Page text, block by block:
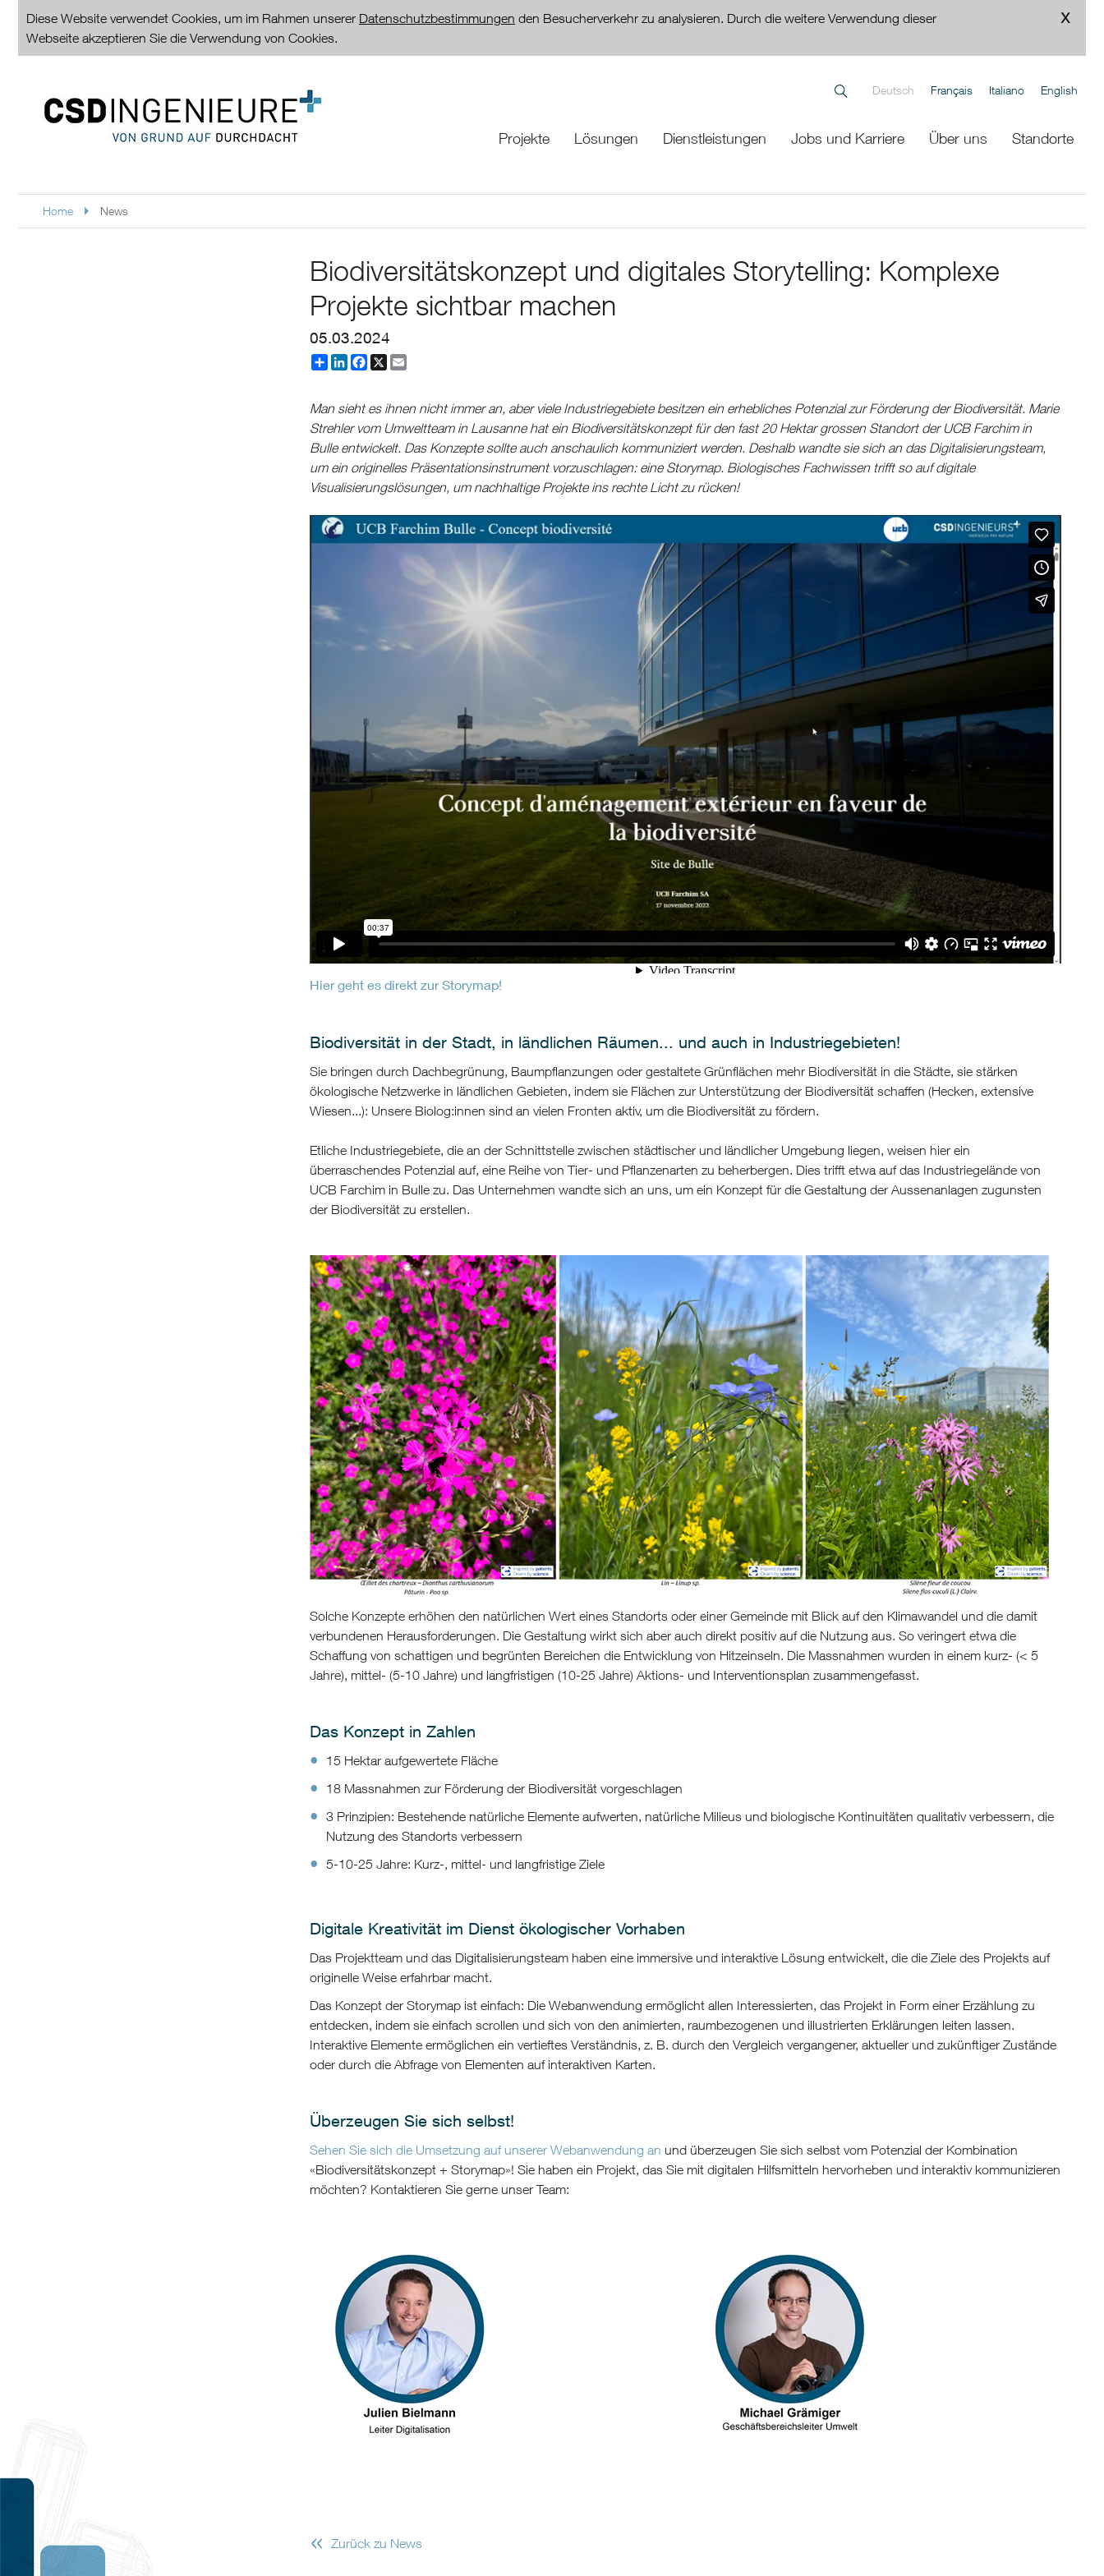
Diese Website verwendet Cookies, um im Rahmen unserer Datenschutzbestimmungen den Besucherverkehr zu analysieren. Durch die weitere Verwendung dieser
Webseite akzeptieren Sie die Verwendung von Cookies.
Deutsch Français Italiano English
Projekte Lösungen Dienstleistungen Jobs und Karriere Über uns Standorte
Home News
Biodiversitätskonzept und digitales Storytelling: Komplexe
Projekte sichtbar machen
05.03.2024
PartagerLinkedInFacebook
Man sieht es ihnen nicht immer an, aber viele Industriegebiete besitzen ein erhebliches Potenzial zur Förderung der Biodiversität. Marie
Strehler vom Umweltteam in Lausanne hat ein Biodiversitätskonzept für den fast 20 Hektar grossen Standort der UCB Farchim in
Bulle entwickelt. Das Konzepte sollte auch anschaulich kommuniziert werden. Deshalb wandte sie sich an das Digitalisierungsteam,
um ein originelles Präsentationsinstrument vorzuschlagen: eine Storymap. Biologisches Fachwissen trifft so auf digitale
Visualisierungslösungen, um nachhaltige Projekte ins rechte Licht zu rücken!
Hier geht es direkt zur Storymap!
Biodiversität in der Stadt, in ländlichen Räumen... und auch in Industriegebieten!
Sie bringen durch Dachbegrünung, Baumpflanzungen oder gestaltete Grünflächen mehr Biodiversität in die Städte, sie stärken
ökologische Netzwerke in ländlichen Gebieten, indem sie Flächen zur Unterstützung der Biodiversität schaffen (Hecken, extensive
Wiesen...): Unsere Biolog:innen sind an vielen Fronten aktiv, um die Biodiversität zu fördern.
Etliche Industriegebiete, die an der Schnittstelle zwischen städtischer und ländlicher Umgebung liegen, weisen hier ein
überraschendes Potenzial auf, eine Reihe von Tier- und Pflanzenarten zu beherbergen. Dies trifft etwa auf das Industriegelände von
UCB Farchim in Bulle zu. Das Unternehmen wandte sich an uns, um ein Konzept für die Gestaltung der Aussenanlagen zugunsten
der Biodiversität zu erstellen.
Solche Konzepte erhöhen den natürlichen Wert eines Standorts oder einer Gemeinde mit Blick auf den Klimawandel und die damit
verbundenen Herausforderungen. Die Gestaltung wirkt sich aber auch direkt positiv auf die Nutzung aus. So veringert etwa die
Schaffung von schattigen und begrünten Bereichen die Entwicklung von Hitzeinseln. Die Massnahmen wurden in einem kurz- (< 5
Jahre), mittel- (5-10 Jahre) und langfristigen (10-25 Jahre) Aktions- und Interventionsplan zusammengefasst.
Das Konzept in Zahlen
15 Hektar aufgewertete Fläche
18 Massnahmen zur Förderung der Biodiversität vorgeschlagen
3 Prinzipien: Bestehende natürliche Elemente aufwerten, natürliche Milieus und biologische Kontinuitäten qualitativ verbessern, die
Nutzung des Standorts verbessern
5-10-25 Jahre: Kurz-, mittel- und langfristige Ziele
Digitale Kreativität im Dienst ökologischer Vorhaben
Das Projektteam und das Digitalisierungsteam haben eine immersive und interaktive Lösung entwickelt, die die Ziele des Projekts auf
originelle Weise erfahrbar macht.
Das Konzept der Storymap ist einfach: Die Webanwendung ermöglicht allen Interessierten, das Projekt in Form einer Erzählung zu
entdecken, indem sie einfach scrollen und sich von den animierten, raumbezogenen und illustrierten Erklärungen leiten lassen.
Interaktive Elemente ermöglichen ein vertieftes Verständnis, z. B. durch den Vergleich vergangener, aktueller und zukünftiger Zustände
oder durch die Abfrage von Elementen auf interaktiven Karten.
Überzeugen Sie sich selbst!
Sehen Sie sich die Umsetzung auf unserer Webanwendung an und überzeugen Sie sich selbst vom Potenzial der Kombination
«Biodiversitätskonzept + Storymap»! Sie haben ein Projekt, das Sie mit digitalen Hilfsmitteln hervorheben und interaktiv kommunizieren
möchten? Kontaktieren Sie gerne unser Team:
« Zurück zu News